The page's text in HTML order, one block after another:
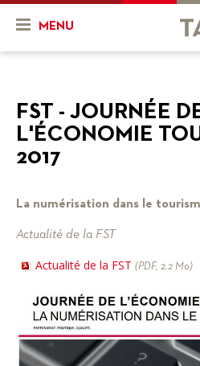
MENU
Présentation
Historique
Nos partenaires
Actualités & Agenda
FR DE
FST - JOURNÉE
L'ÉCONOMIE
2017
La numérisation dans le
Actualité de la FST
Actualité de la FST (PDF, 2.2 Mo)